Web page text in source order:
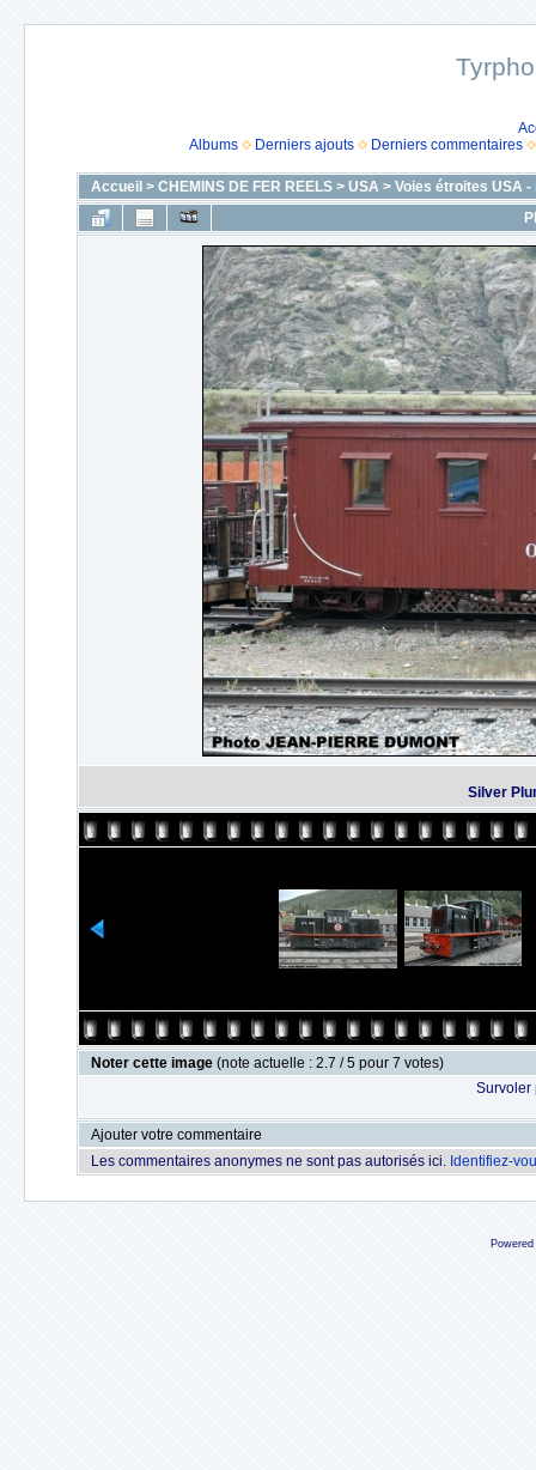
Albums
Derniers ajouts Derniers commentaires
Accueil > CHEMINS DE FER REELS> USA > Voies étroites USA
Silver
Noter cette image (note actuelle : 2.7 / 5 pour 7 votes)
Survoler
Ajouter votre commentaire
Les commentaires anonymes ne sont pas autorisés ici. Identifiez-